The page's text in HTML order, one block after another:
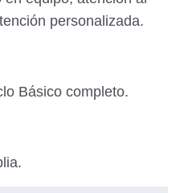
personalizada.
Básico completo.